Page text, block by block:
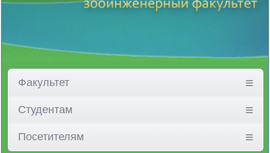
Факультет
Студентам
Посетителям